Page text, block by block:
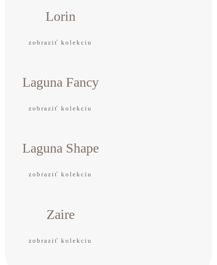
Lorin
zobraziť kolekciu
Laguna Fancy
zobraziť kolekciu
Laguna Shape
zobraziť kolekciu
Zaire
zobraziť kolekciu